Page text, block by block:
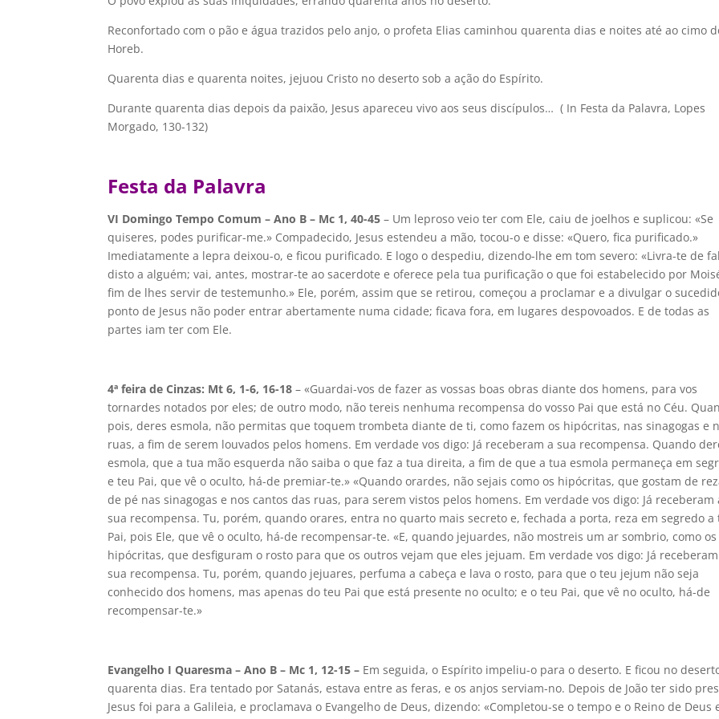
Reconfortado com o pão e água trazidos pelo anjo, o profeta Elias caminhou quarenta dias e noites até ao cimo
Horeb.
Quarenta dias e quarenta noites, jejuou Cristo no deserto sob a ação do Espírito.
Durante quarenta dias depois da paixão, Jesus apareceu vivo aos seus discípulos… ( In Festa da Palavra, Lopes
Morgado, 130-132)
Festa da Palavra
VI Domingo Tempo Comum – Ano B – Mc 1, 40-45 – Um leproso veio ter com Ele, caiu de joelhos e suplicou: «Se
quiseres, podes purificar-me.» Compadecido, Jesus estendeu a mão, tocou-o e disse: «Quero, fica purificado.»
Imediatamente a lepra deixou-o, e ficou purificado. E logo o despediu, dizendo-lhe em tom severo: «Livra-te de
disto a alguém; vai, antes, mostrar-te ao sacerdote e oferece pela tua purificação o que foi estabelecido por
fim de lhes servir de testemunho.» Ele, porém, assim que se retirou, começou a proclamar e a divulgar o
ponto de Jesus não poder entrar abertamente numa cidade; ficava fora, em lugares despovoados. E de todas as
partes iam ter com Ele.
4ª feira de Cinzas: Mt 6, 1-6, 16-18 – «Guardai-vos de fazer as vossas boas obras diante dos homens, para vos
tornardes notados por eles; de outro modo, não tereis nenhuma recompensa do vosso Pai que está no Céu.
pois, deres esmola, não permitas que toquem trombeta diante de ti, como fazem os hipócritas, nas sinagogas e
ruas, a fim de serem louvados pelos homens. Em verdade vos digo: Já receberam a sua recompensa. Quando
esmola, que a tua mão esquerda não saiba o que faz a tua direita, a fim de que a tua esmola permaneça em
e teu Pai, que vê o oculto, há-de premiar-te.» «Quando orardes, não sejais como os hipócritas, que gostam de
de pé nas sinagogas e nos cantos das ruas, para serem vistos pelos homens. Em verdade vos digo: Já receberam
sua recompensa. Tu, porém, quando orares, entra no quarto mais secreto e, fechada a porta, reza em segredo a
Pai, pois Ele, que vê o oculto, há-de recompensar-te. «E, quando jejuardes, não mostreis um ar sombrio, como os
hipócritas, que desfiguram o rosto para que os outros vejam que eles jejuam. Em verdade vos digo: Já
sua recompensa. Tu, porém, quando jejuares, perfuma a cabeça e lava o rosto, para que o teu jejum não seja
conhecido dos homens, mas apenas do teu Pai que está presente no oculto; e o teu Pai, que vê no oculto, há-de
recompensar-te.»
Evangelho I Quaresma – Ano B – Mc 1, 12-15 – Em seguida, o Espírito impeliu-o para o deserto. E ficou no
quarenta dias. Era tentado por Satanás, estava entre as feras, e os anjos serviam-no. Depois de João ter sido
Jesus foi para a Galileia, e proclamava o Evangelho de Deus, dizendo: «Completou-se o tempo e o Reino de Deus